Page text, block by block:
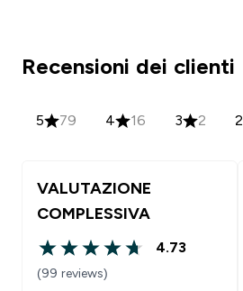
Recensioni dei clienti
5 79 4 16 3 2 2
VALUTAZIONE
COMPLESSIVA
4.73 out of 5 stars
4.73
(99 reviews)